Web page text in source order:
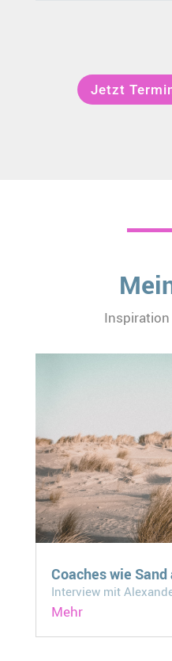
Jetzt
Coaches wie
Interview mit
Mehr